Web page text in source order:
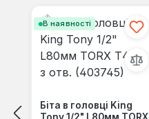
В наявності
Біта в головці King